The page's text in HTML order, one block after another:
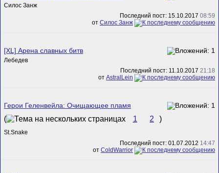
Силос Занж
Последний пост: 15.10.2017 08:59
от Силос Занж
[XL] Арена славных битв
Лебедев
Последний пост: 11.10.2017 21:18
от AstralLein
Герои Геленвейла: Очищающее пламя
( 1 2 )
St.Snake
Последний пост: 01.07.2012 14:47
от ColdWarrior